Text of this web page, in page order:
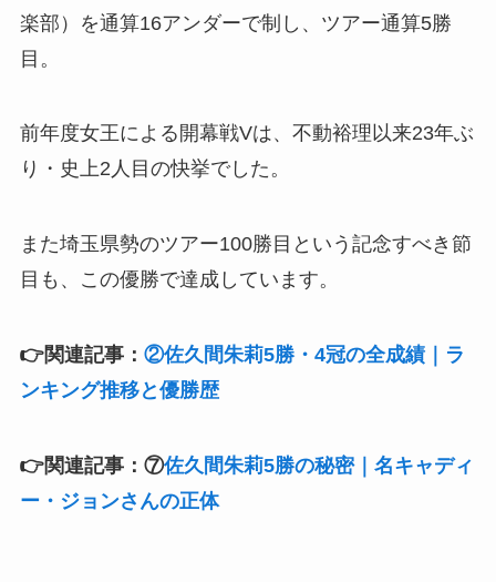
楽部）を通算16アンダーで制し、ツアー通算5勝
目。
前年度女王による開幕戦Vは、不動裕理以来23年ぶ
り・史上2人目の快挙でした。
また埼玉県勢のツアー100勝目という記念すべき節
目も、この優勝で達成しています。
👉関連記事： ②佐久間朱莉5勝・4冠の全成績｜ラ
ンキング推移と優勝歴
👉関連記事：⑦佐久間朱莉5勝の秘密｜名キャディ
ー・ジョンさんの正体